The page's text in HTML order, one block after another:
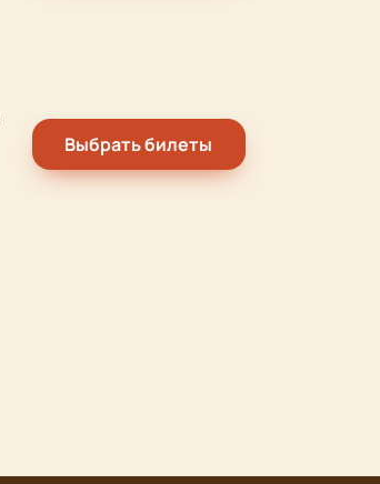
Выбрать билеты